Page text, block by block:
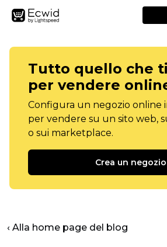
Tutto quello che
per vendere
Configura un negozio online
per vendere su un sito web,
o sui marketplace.
Crea un negozio
‹ Alla home page del blog